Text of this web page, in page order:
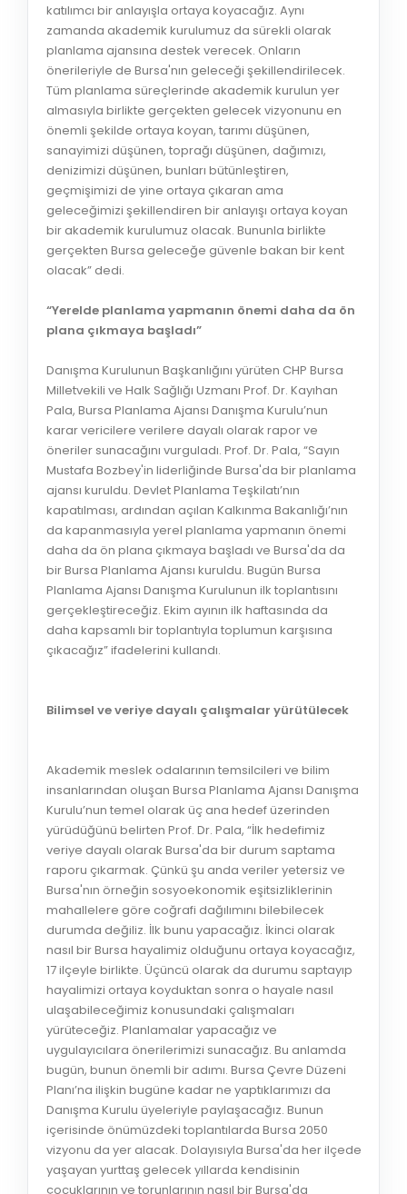
katılımcı bir anlayışla ortaya koyacağız. Aynı
zamanda akademik kurulumuz da sürekli olarak
planlama ajansına destek verecek. Onların
önerileriyle de Bursa'nın geleceği şekillendirilecek.
Tüm planlama süreçlerinde akademik kurulun yer
almasıyla birlikte gerçekten gelecek vizyonunu en
önemli şekilde ortaya koyan, tarımı düşünen,
sanayimizi düşünen, toprağı düşünen, dağımızı,
denizimizi düşünen, bunları bütünleştiren,
geçmişimizi de yine ortaya çıkaran ama
geleceğimizi şekillendiren bir anlayışı ortaya koyan
bir akademik kurulumuz olacak. Bununla birlikte
gerçekten Bursa geleceğe güvenle bakan bir kent
olacak” dedi.
“Yerelde planlama yapmanın önemi daha da ön
plana çıkmaya başladı”
Danışma Kurulunun Başkanlığını yürüten CHP Bursa
Milletvekili ve Halk Sağlığı Uzmanı Prof. Dr. Kayıhan
Pala, Bursa Planlama Ajansı Danışma Kurulu’nun
karar vericilere verilere dayalı olarak rapor ve
öneriler sunacağını vurguladı. Prof. Dr. Pala, “Sayın
Mustafa Bozbey'in liderliğinde Bursa'da bir planlama
ajansı kuruldu. Devlet Planlama Teşkilatı’nın
kapatılması, ardından açılan Kalkınma Bakanlığı’nın
da kapanmasıyla yerel planlama yapmanın önemi
daha da ön plana çıkmaya başladı ve Bursa'da da
bir Bursa Planlama Ajansı kuruldu. Bugün Bursa
Planlama Ajansı Danışma Kurulunun ilk toplantısını
gerçekleştireceğiz. Ekim ayının ilk haftasında da
daha kapsamlı bir toplantıyla toplumun karşısına
çıkacağız” ifadelerini kullandı.
Bilimsel ve veriye dayalı çalışmalar yürütülecek
Akademik meslek odalarının temsilcileri ve bilim
insanlarından oluşan Bursa Planlama Ajansı Danışma
Kurulu’nun temel olarak üç ana hedef üzerinden
yürüdüğünü belirten Prof. Dr. Pala, “İlk hedefimiz
veriye dayalı olarak Bursa'da bir durum saptama
raporu çıkarmak. Çünkü şu anda veriler yetersiz ve
Bursa'nın örneğin sosyoekonomik eşitsizliklerinin
mahallelere göre coğrafi dağılımını bilebilecek
durumda değiliz. İlk bunu yapacağız. İkinci olarak
nasıl bir Bursa hayalimiz olduğunu ortaya koyacağız,
17 ilçeyle birlikte. Üçüncü olarak da durumu saptayıp
hayalimizi ortaya koyduktan sonra o hayale nasıl
ulaşabileceğimiz konusundaki çalışmaları
yürüteceğiz. Planlamalar yapacağız ve
uygulayıcılara önerilerimizi sunacağız. Bu anlamda
bugün, bunun önemli bir adımı. Bursa Çevre Düzeni
Planı’na ilişkin bugüne kadar ne yaptıklarımızı da
Danışma Kurulu üyeleriyle paylaşacağız. Bunun
içerisinde önümüzdeki toplantılarda Bursa 2050
vizyonu da yer alacak. Dolayısıyla Bursa'da her ilçede
yaşayan yurttaş gelecek yıllarda kendisinin
çocuklarının ve torunlarının nasıl bir Bursa'da